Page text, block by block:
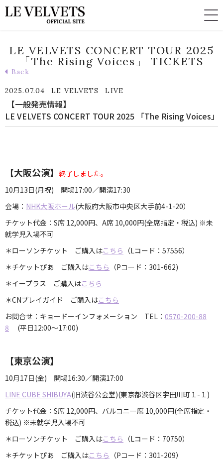
LE VELVETS CONCERT TOUR 2025
「The Rising Voices」 TICKETS
Back
2025.07.04 LE VELVETS LIVE
【一般発売情報】
LE VELVETS CONCERT TOUR 2025 「The Rising Voices」
【大阪公演】 終了しました。
10月13日(月祝) 開場17:00／開演17:30
会場： NHK大阪ホール(大阪府大阪市中央区大手前4-1-20）
チケット代金：S席 12,000円、A席 10,000円(全席指定・税込) ※未
就学児入場不可
＊ローソンチケット ご購入はこちら （Lコード：57556）
＊チケットぴあ ご購入はこちら （Pコード：301-662)
＊イープラス ご購入はこちら
＊CNプレイガイド ご購入はこちら
お問合せ：キョードーインフォメーション TEL： 0570-200-88
8 (平日12:00～17:00)
【東京公演】
10月17日(金) 開場16:30／開演17:00
LINE CUBE SHIBUYA(旧渋谷公会堂)(東京都渋谷区宇田川町１-１)
チケット代金：S席 12,000円、バルコニー席 10,000円(全席指定・
税込) ※未就学児入場不可
＊ローソンチケット ご購入はこちら （Lコード：70750）
＊チケットぴあ ご購入はこちら （Pコード：301-209）